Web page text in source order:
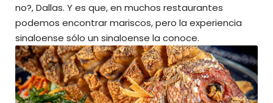
no?, Dallas. Y es que, en muchos restaurantes
podemos encontrar mariscos, pero la experiencia
sinaloense sólo un sinaloense la conoce.